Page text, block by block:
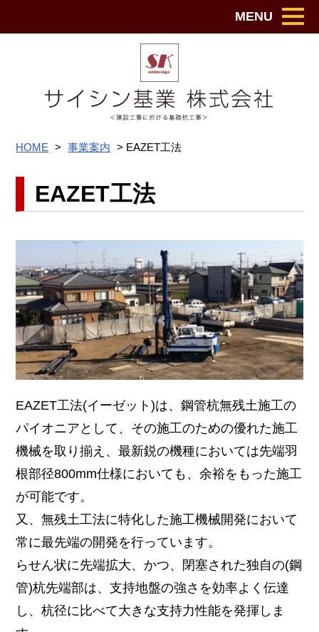
MENU
HOME > 事業案内 > EAZET工法
EAZET工法
EAZET工法(イーゼット)は、鋼管杭無残土施工の
パイオニアとして、その施工のための優れた施工
機械を取り揃え、最新鋭の機種においては先端羽
根部径800mm仕様においても、余裕をもった施工
が可能です。
又、無残土工法に特化した施工機械開発において
常に最先端の開発を行っています。
らせん状に先端拡大、かつ、閉塞された独自の(鋼
管)杭先端部は、支持地盤の強さを効率よく伝達
し、杭径に比べて大きな支持力性能を発揮しま